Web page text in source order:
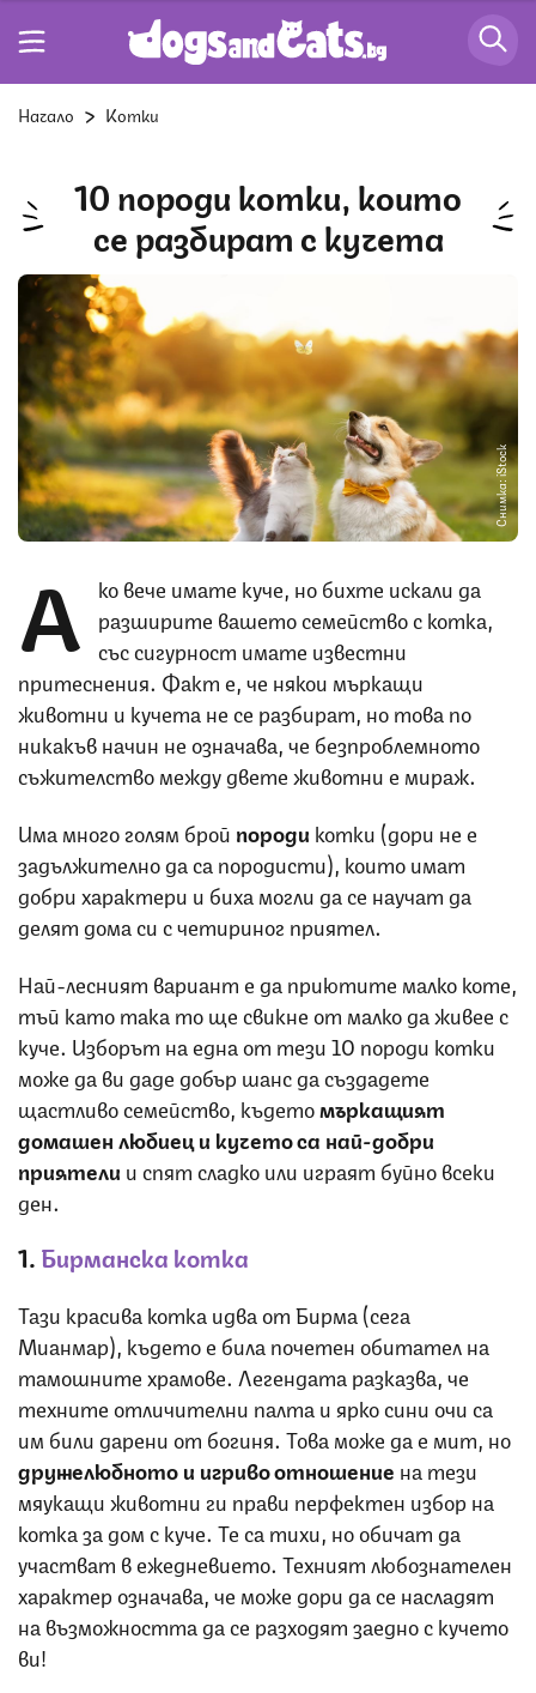
Начало Котки
10 породи котки, които
се разбират с кучета
Снимка: iStock
А
ко вече имате куче, но бихте искали да
разширите вашето семейство с котка,
със сигурност имате известни
притеснения. Факт е, че някои мъркащи
животни и кучета не се разбират, но това по
никакъв начин не означава, че безпроблемното
съжителство между двете животни е мираж.
Има много голям брой породи котки (дори не е
задължително да са породисти), които имат
добри характери и биха могли да се научат да
делят дома си с четириног приятел.
Най-лесният вариант е да приютите малко коте,
тъй като така то ще свикне от малко да живее с
куче. Изборът на една от тези 10 породи котки
може да ви даде добър шанс да създадете
щастливо семейство, къдетомъркащият
домашен любиец и кучето са най-добри
приятели и спят сладко или играят буйно всеки
ден.
1. Бирманска котка
Тази красива котка идва от Бирма (сега
Мианмар), където е била почетен обитател на
тамошните храмове. Легендата разказва, че
техните отличителни палта и ярко сини очи са
им били дарени от богиня. Това може да е мит, но
дружелюбното и игриво отношение на тези
мяукащи животни ги прави перфектен избор на
котка за дом с куче. Те са тихи, но обичат да
участват в ежедневието. Техният любознателен
характер означава, че може дори да се насладят
на възможността да се разходят заедно с кучето
ви!